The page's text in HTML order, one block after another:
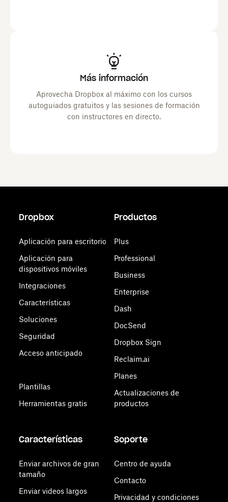
Más información
Aprovecha Dropbox al máximo con los cursos
autoguiados gratuitos y las sesiones de formación
con instructores en directo.
Dropbox
Aplicación para escritorio
Aplicación para
dispositivos móviles
Integraciones
Características
Soluciones
Seguridad
Acceso anticipado
Plantillas
Herramientas gratis
Productos
Plus
Professional
Business
Enterprise
Dash
DocSend
Dropbox Sign
Reclaim.ai
Planes
Actualizaciones de
productos
Características
Enviar archivos de gran
tamaño
Enviar videos largos
Soporte
Centro de ayuda
Contacto
Privacidad y condiciones